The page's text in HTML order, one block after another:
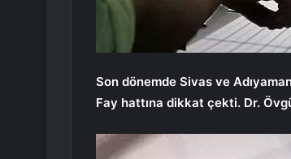
Son dönemde Sivas ve
Fay hattına dikkat çekti. Dr.